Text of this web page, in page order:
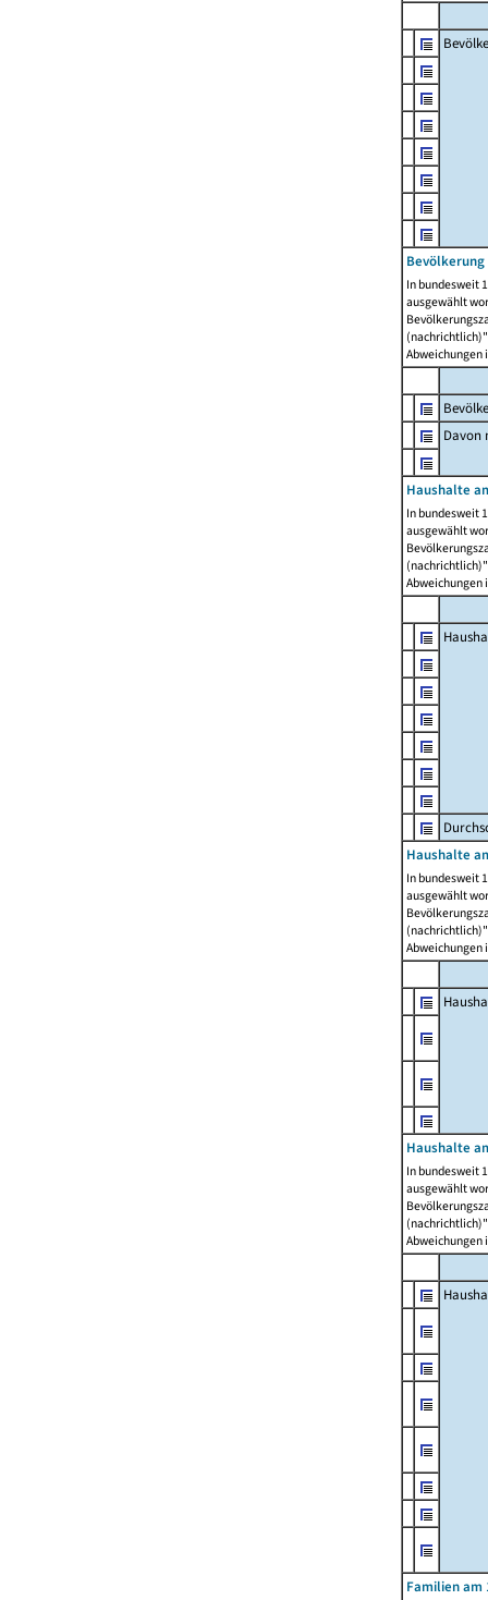
In bundesweit
ausgewählt
Abweichungen
Davon
Haushalte
In bundesweit
ausgewählt
Abweichungen
Haushalte
In bundesweit
ausgewählt
Abweichungen
Haushalte
In bundesweit
ausgewählt
Abweichungen
Familien am